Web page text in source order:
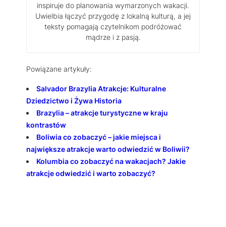
inspiruje do planowania wymarzonych wakacji.
Uwielbia łączyć przygodę z lokalną kulturą, a jej
teksty pomagają czytelnikom podróżować
mądrze i z pasją.
Powiązane artykuły:
Salvador Brazylia Atrakcje: Kulturalne
Dziedzictwo i Żywa Historia
Brazylia – atrakcje turystyczne w kraju
kontrastów
Boliwia co zobaczyć – jakie miejsca i
największe atrakcje warto odwiedzić w Boliwii?
Kolumbia co zobaczyć na wakacjach? Jakie
atrakcje odwiedzić i warto zobaczyć?